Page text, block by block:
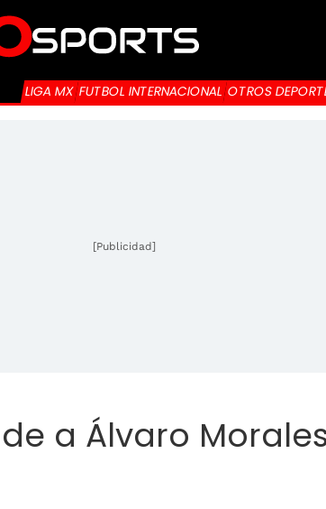
LIGA MX FUTBOL INTERNACIONAL OTROS
[Publicidad]
a Álvaro